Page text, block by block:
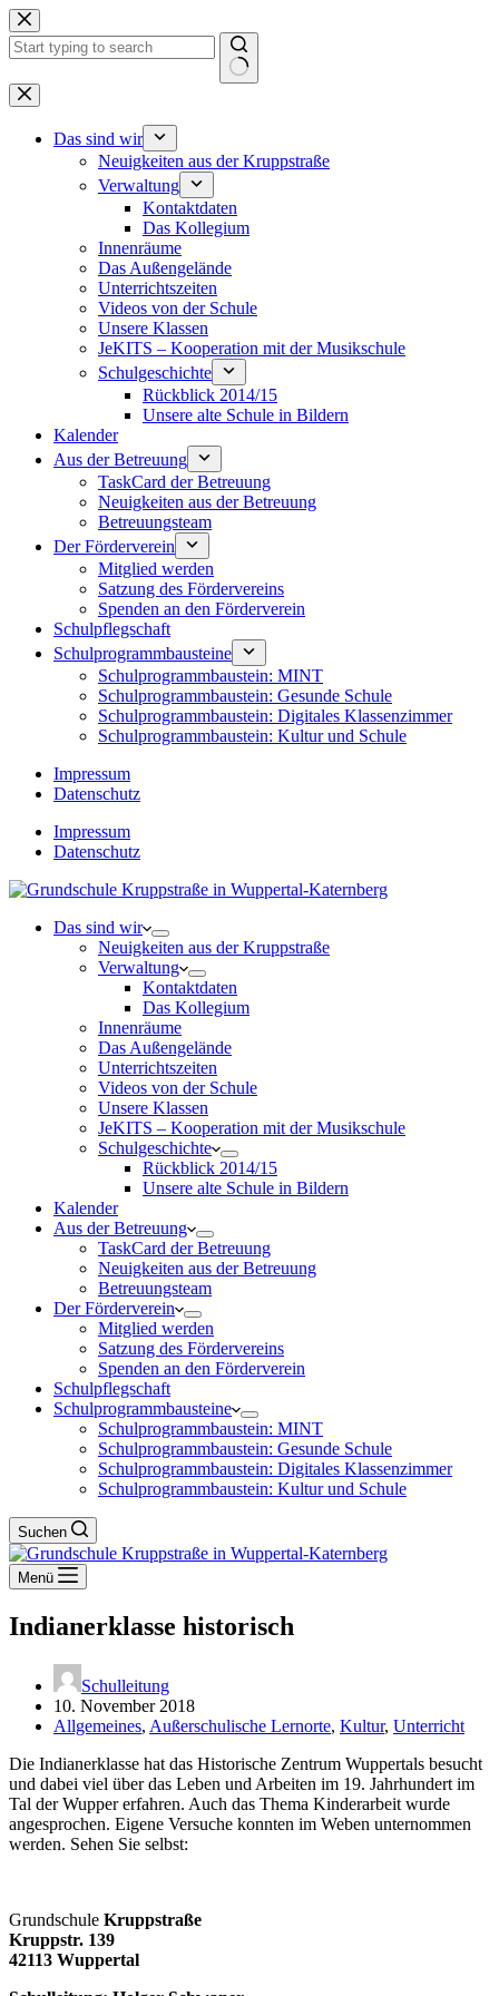
Zum
Inhalt
springen
Keine
Ergebnisse
Das sind wir
Neuigkeiten aus der Kruppstraße
Verwaltung
Kontaktdaten
Das Kollegium
Innenräume
Das Außengelände
Unterrichtszeiten
Videos von der Schule
Unsere Klassen
JeKITS – Kooperation mit der Musikschule
Schulgeschichte
Rückblick 2014/15
Unsere alte Schule in Bildern
Kalender
Aus der Betreuung
TaskCard der Betreuung
Neuigkeiten aus der Betreuung
Betreuungsteam
Der Förderverein
Mitglied werden
Satzung des Fördervereins
Spenden an den Förderverein
Schulpflegschaft
Schulprogrammbausteine
Schulprogrammbaustein: MINT
Schulprogrammbaustein: Gesunde Schule
Schulprogrammbaustein: Digitales Klassenzimmer
Schulprogrammbaustein: Kultur und Schule
Impressum
Datenschutz
Impressum
Datenschutz
Das sind wir
Neuigkeiten aus der Kruppstraße
Verwaltung
Kontaktdaten
Das Kollegium
Innenräume
Das Außengelände
Unterrichtszeiten
Videos von der Schule
Unsere Klassen
JeKITS – Kooperation mit der Musikschule
Schulgeschichte
Rückblick 2014/15
Unsere alte Schule in Bildern
Kalender
Aus der Betreuung
TaskCard der Betreuung
Neuigkeiten aus der Betreuung
Betreuungsteam
Der Förderverein
Mitglied werden
Satzung des Fördervereins
Spenden an den Förderverein
Schulpflegschaft
Schulprogrammbausteine
Schulprogrammbaustein: MINT
Schulprogrammbaustein: Gesunde Schule
Schulprogrammbaustein: Digitales Klassenzimmer
Schulprogrammbaustein: Kultur und Schule
Suchen
Menü
Indianerklasse historisch
Schulleitung
10. November 2018
Allgemeines, Außerschulische Lernorte, Kultur, Unterricht
Die Indianerklasse hat das Historische Zentrum Wuppertals besucht
und dabei viel über das Leben und Arbeiten im 19. Jahrhundert im
Tal der Wupper erfahren. Auch das Thema Kinderarbeit wurde
angesprochen. Eigene Versuche konnten im Weben unternommen
werden. Sehen Sie selbst:
Grundschule Kruppstraße
Kruppstr. 139
42113 Wuppertal